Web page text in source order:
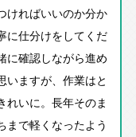
ければいいのか分か
に仕分けをしてくだ
に確認しながら進め
いますが、作業はと
れいに。長年そのま
まで軽くなったよう